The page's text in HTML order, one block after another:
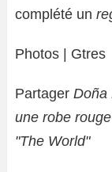
complété un
Photos | Gtres
Partager Doña
une robe
"The World"